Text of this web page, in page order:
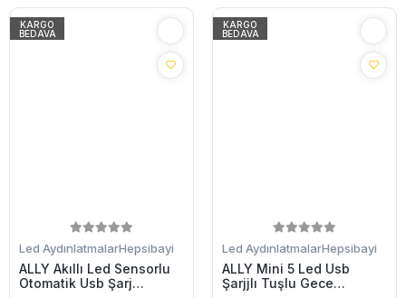
KARGO
BEDAVA
Led AydınlatmalarHepsibayi
ALLY Akıllı Led Sensorlu
Otomatik Usb Şarj
KARGO
BEDAVA
Led AydınlatmalarHepsibayi
ALLY Mini 5 Led Usb
Şarjjlı Tuşlu Gece